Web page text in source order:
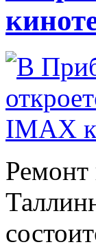
Ремонт